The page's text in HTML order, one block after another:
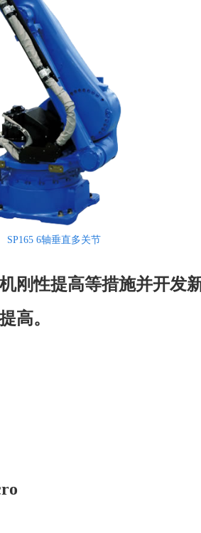
SP165 6轴垂直多关节
刚性提高等措施并开发
高。